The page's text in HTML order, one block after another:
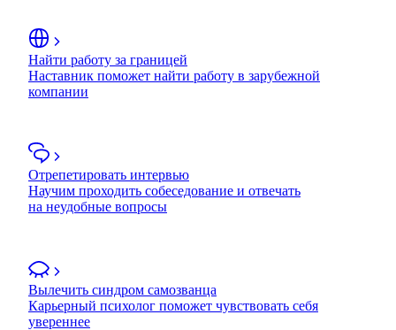
Найти работу за границей
Наставник поможет найти работу в зарубежной
компании
Отрепетировать интервью
Научим проходить собеседование и отвечать
на неудобные вопросы
Вылечить синдром самозванца
Карьерный психолог поможет чувствовать себя
увереннее